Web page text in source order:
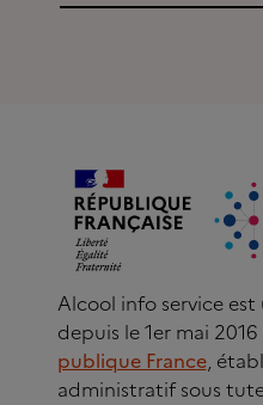
Alcool info service
depuis le 1er mai
publique France,
administratif sous